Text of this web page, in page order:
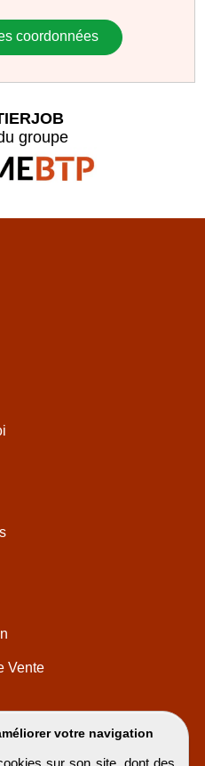
coordonnées
votre navigation
sur son site, dont des
groupe
Vente